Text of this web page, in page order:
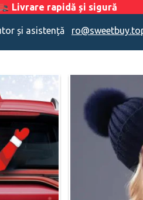
Livrare rapidă și sigură
și asistență